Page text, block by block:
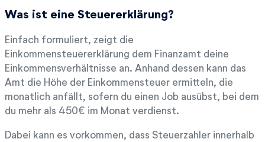
Was ist eine Steuererklärung?
Einfach formuliert, zeigt die
Einkommensteuererklärung dem Finanzamt deine
Einkommensverhältnisse an. Anhand dessen kann das
Amt die Höhe der Einkommensteuer ermitteln, die
monatlich anfällt, sofern du einen Job ausübst, bei dem
du mehr als 450€ im Monat verdienst.
Dabei kann es vorkommen, dass Steuerzahler innerhalb